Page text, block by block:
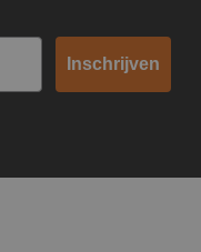
Inschrijven